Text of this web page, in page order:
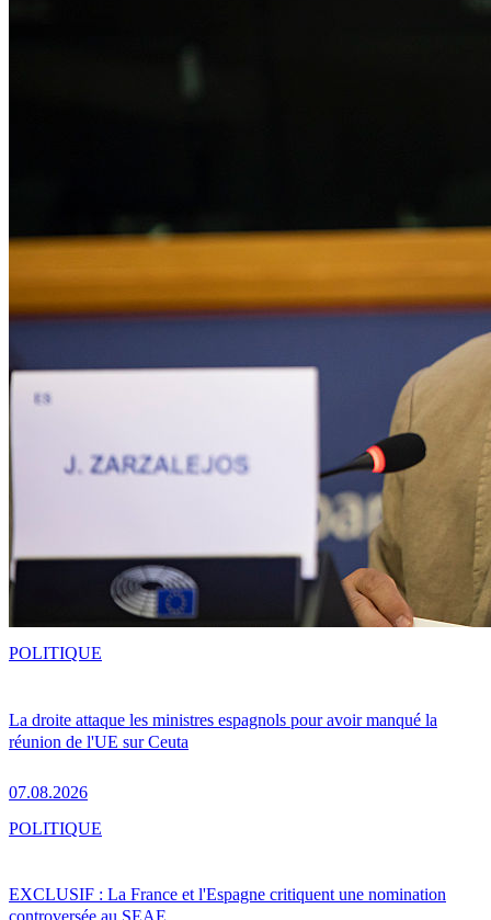
La droite attaque les ministres espagnols pour avoir manqué la
réunion de l'UE sur Ceuta
07.08.2026
POLITIQUE
EXCLUSIF : La France et l'Espagne critiquent une nomination
POLITIQUE